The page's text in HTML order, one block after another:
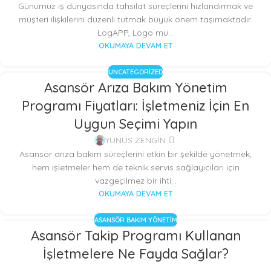
Günümüz iş dünyasında tahsilat süreçlerini hızlandırmak ve
müşteri ilişkilerini düzenli tutmak büyük önem taşımaktadır.
LogAPP, Logo mu...
OKUMAYA DEVAM ET
UNCATEGORIZED
Asansör Arıza Bakım Yönetim
Programı Fiyatları: İşletmeniz İçin En
Uygun Seçimi Yapın
YUNUS ZENGİN
Asansör arıza bakım süreçlerini etkin bir şekilde yönetmek,
hem işletmeler hem de teknik servis sağlayıcıları için
vazgeçilmez bir ihti...
OKUMAYA DEVAM ET
ASANSÖR BAKIM YÖNETIM
Asansör Takip Programı Kullanan
İşletmelere Ne Fayda Sağlar?